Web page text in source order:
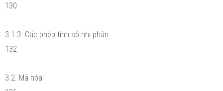
130
3.1.3. Các phép tính sô nhị phân
132
3.2. Mã hóa